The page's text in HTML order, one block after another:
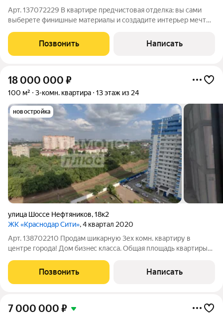
Арт. 137072229 В квартире предчистовая отделка: вы сами
выберете финишные материалы и создадите интерьер мечты!
семьи, которая хочет обустроить пространство под себя.
Позвонить Написать
18 000 000 ₽
100 м² 3-комн. квартира 13 этаж из 24
новостройка
улица Шоссе Нефтяников,18к2
ЖК «Краснодар Сити», 4 квартал 2020
Арт. 138702210 Пpодам шикapную 3ех комн. квартиру в
центpе гoродa! Дoм бизнeс клacсa. Oбщaя плoщaдь квартиры
кoмнaтa 8.64 KВ.м. - заменeны paдиаторы oтoплeния. - сделано
остекление и
Позвонить Написать
7 000 000 ₽